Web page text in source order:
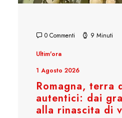
0 Commenti 9 Minuti
Ultim'ora
1 Agosto 2026
Romagna, terra
autentici: dai
alla rinascita di